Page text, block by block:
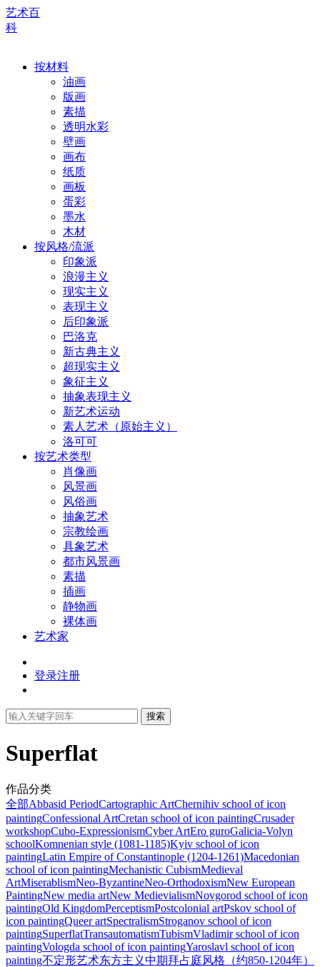
艺术百
科
按材料
油画
版画
素描
透明水彩
壁画
画布
纸质
画板
蛋彩
墨水
木材
按风格/流派
印象派
浪漫主义
现实主义
表现主义
后印象派
巴洛克
新古典主义
超现实主义
象征主义
抽象表现主义
新艺术运动
素人艺术（原始主义）
洛可可
按艺术类型
肖像画
风景画
风俗画
抽象艺术
宗教绘画
具象艺术
都市风景画
素描
插画
静物画
裸体画
艺术家
登录注册
搜索
Superflat
作品分类
全部Abbasid PeriodCartographic ArtChernihiv school of icon
paintingConfessional ArtCretan school of icon paintingCrusader
workshopCubo-ExpressionismCyber ArtEro guroGalicia-Volyn
schoolKomnenian style (1081-1185)Kyiv school of icon
paintingLatin Empire of Constantinople (1204-1261)Macedonian
school of icon paintingMechanistic CubismMedieval
ArtMiserablismNeo-ByzantineNeo-OrthodoxismNew European
PaintingNew media artNew MedievialismNovgorod school of icon
paintingOld KingdomPerceptismPostcolonial artPskov school of
icon paintingQueer artSpectralismStroganov school of icon
paintingSuperflatTransautomatismTubismVladimir school of icon
paintingVologda school of icon paintingYaroslavl school of icon
painting不定形艺术东方主义中期拜占庭风格（约850-1204年）